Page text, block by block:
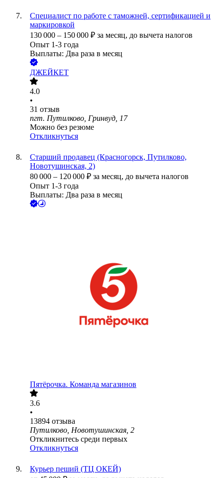
Специалист по работе с таможней, сертификацией и
маркировкой
130 000 – 150 000 ₽ за месяц, до вычета налогов
Опыт 1-3 года
Выплаты: Два раза в месяц
ДЖЕЙКЕТ
4.0
•
31 отзыв
пгт. Путилково, Гринвуд, 17
Можно без резюме
Откликнуться
Старший продавец (Красногорск, Путилково,
Новотушинская, 2)
80 000 – 120 000 ₽ за месяц, до вычета налогов
Опыт 1-3 года
Выплаты: Два раза в месяц
Пятёрочка. Команда магазинов
3.6
•
13894 отзыва
Путилково, Новотушинская, 2
Откликнитесь среди первых
Откликнуться
Курьер пеший (ТЦ ОКЕЙ)